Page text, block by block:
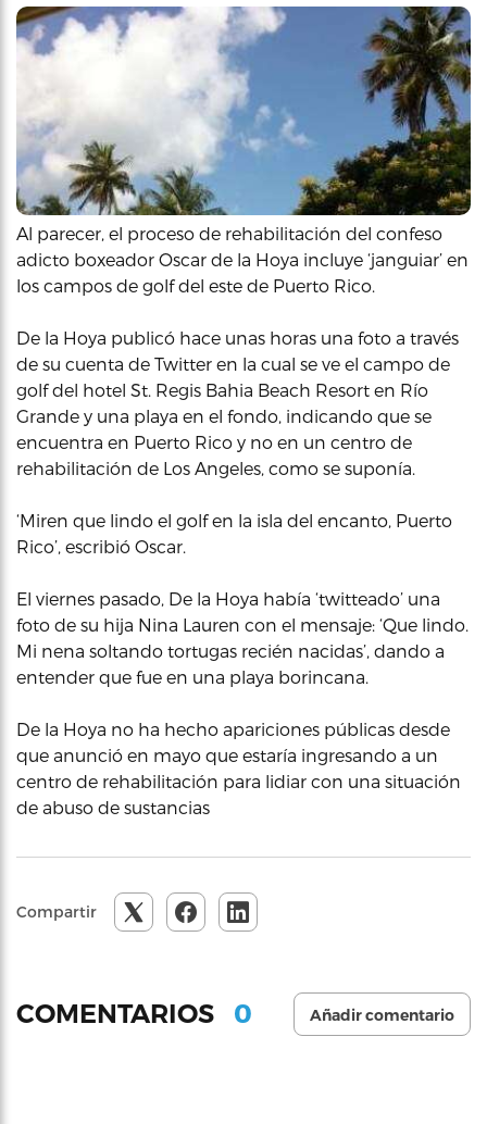
Al parecer, el proceso de rehabilitación del confeso
adicto boxeador Oscar de la Hoya incluye ‘janguiar’ en
los campos de golf del este de Puerto Rico.
De la Hoya publicó hace unas horas una foto a través
de su cuenta de Twitter en la cual se ve el campo de
golf del hotel St. Regis Bahia Beach Resort en Río
Grande y una playa en el fondo, indicando que se
encuentra en Puerto Rico y no en un centro de
rehabilitación de Los Angeles, como se suponía.
‘Miren que lindo el golf en la isla del encanto, Puerto
Rico’, escribió Oscar.
El viernes pasado, De la Hoya había ‘twitteado’ una
foto de su hija Nina Lauren con el mensaje: ‘Que lindo.
Mi nena soltando tortugas recién nacidas’, dando a
entender que fue en una playa borincana.
De la Hoya no ha hecho apariciones públicas desde
que anunció en mayo que estaría ingresando a un
centro de rehabilitación para lidiar con una situación
de abuso de sustancias
Compartir
COMENTARIOS 0 Añadir comentario